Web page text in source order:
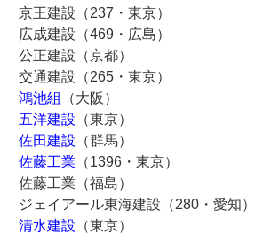
京王建設（237・東京）
広成建設（469・広島）
公正建設（京都）
交通建設（265・東京）
鴻池組
（大阪）
五洋建設 （東京）
佐田建設 （群馬）
佐藤工業 （1396・東京）
佐藤工業（福島）
ジェイアール東海建設（280・愛知）
清水建設 （東京）